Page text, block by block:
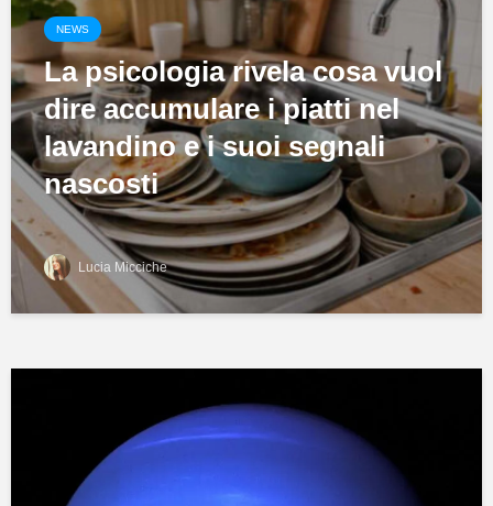
NEWS
La psicologia rivela cosa vuol
dire accumulare i piatti nel
lavandino e i suoi segnali
nascosti
Lucia Micciche